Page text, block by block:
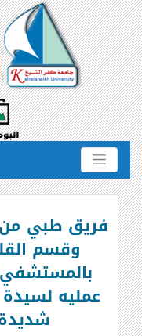
فريق طبي من
وقسم
بالمستشفي
عمليه